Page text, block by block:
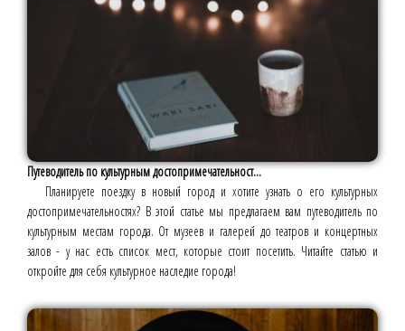
Путеводитель по культурным достопримечательност...
Планируете поездку в новый город и хотите узнать о его культурных
достопримечательностях? В этой статье мы предлагаем вам путеводитель по
культурным местам города. От музеев и галерей до театров и концертных
залов - у нас есть список мест, которые стоит посетить. Читайте статью и
откройте для себя культурное наследие города!